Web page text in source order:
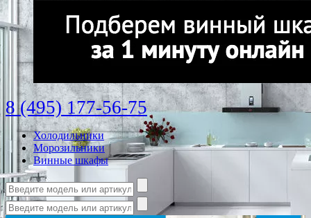
8 (495) 177-56-75
Холодильники
Морозильники
Винные шкафы